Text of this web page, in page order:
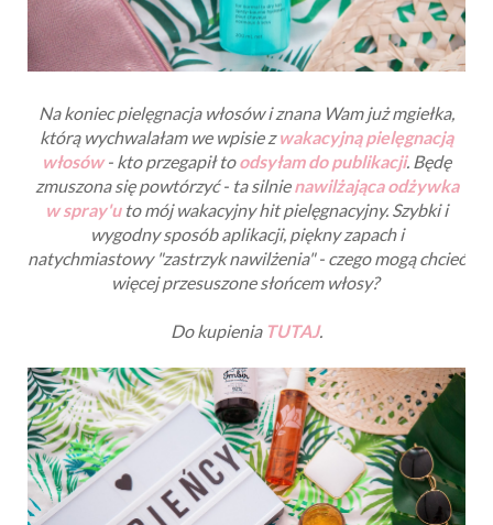
Na koniec pielęgnacja włosów i znana Wam już mgiełka,
którą wychwalałam we wpisie zwakacyjną pielęgnacją
włosów- kto przegapił toodsyłam do publikacji. Będę
zmuszona się powtórzyć - ta silnienawilżająca odżywka
w spray'uto mój wakacyjny hit pielęgnacyjny. Szybki i
wygodny sposób aplikacji, piękny zapach i
natychmiastowy "zastrzyk nawilżenia" - czego mogą chcieć
więcej przesuszone słońcem włosy?
Do kupienia TUTAJ.